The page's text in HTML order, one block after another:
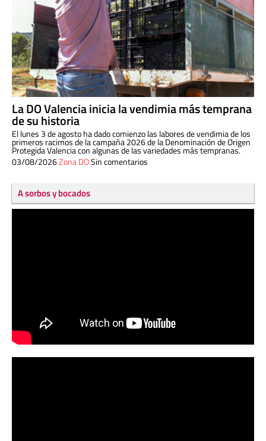
La DO Valencia inicia la vendimia más temprana
de su historia
El lunes 3 de agosto ha dado comienzo las labores de vendimia de los
primeros racimos de la campaña 2026 de la Denominación de Origen
Protegida Valencia con algunas de las variedades más tempranas.
03/08/2026Zona DOSin comentarios
A sorbos y bocados